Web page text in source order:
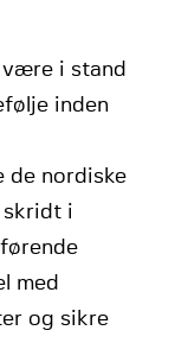
være i stand
inden
de nordiske
skridt i
med
og sikre